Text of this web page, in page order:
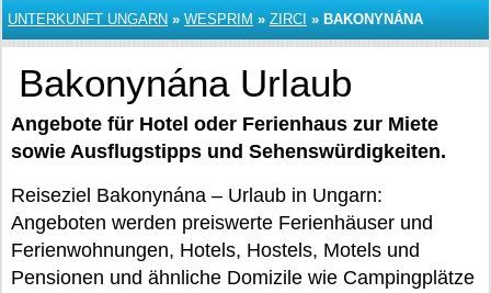
UNTERKUNFT UNGARN » WESPRIM » ZIRCI » BAKONYNÁNA
Bakonynána Urlaub
Angebote für Hotel oder Ferienhaus zur Miete
sowie Ausflugstipps und Sehenswürdigkeiten.
Reiseziel Bakonynána – Urlaub in Ungarn:
Angeboten werden preiswerte Ferienhäuser und
Ferienwohnungen, Hotels, Hostels, Motels und
Pensionen und ähnliche Domizile wie Campingplätze